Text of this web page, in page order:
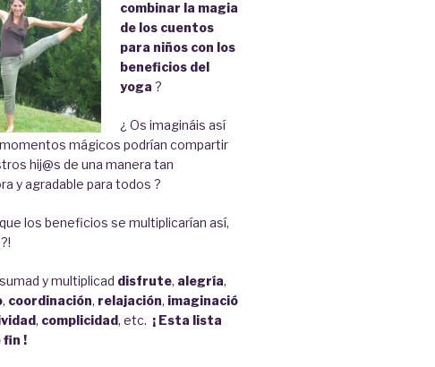
combinar la magia
de los cuentos
para niños con los
beneficios del
yoga ?
¿ Os imagináis así
mágicos podrían compartir
hij@s de una manera tan
y agradable para todos ?
los beneficios se multiplicarían así,
y multiplicad disfrute, alegría,
, coordinación, relajación, imaginació
, complicidad, etc. ¡ Esta lista
fin !